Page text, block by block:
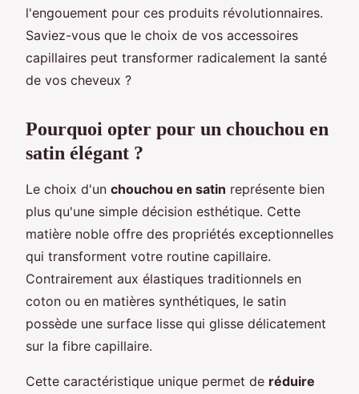
l'engouement pour ces produits révolutionnaires.
Saviez-vous que le choix de vos accessoires
capillaires peut transformer radicalement la santé
de vos cheveux ?
Pourquoi opter pour un chouchou en
satin élégant ?
Le choix d'un chouchou en satin représente bien
plus qu'une simple décision esthétique. Cette
matière noble offre des propriétés exceptionnelles
qui transforment votre routine capillaire.
Contrairement aux élastiques traditionnels en
coton ou en matières synthétiques, le satin
possède une surface lisse qui glisse délicatement
sur la fibre capillaire.
Cette caractéristique unique permet de réduire